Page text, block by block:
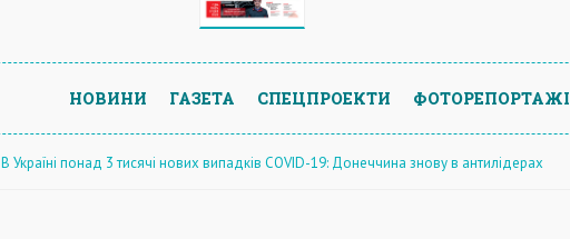
НОВИНИ ГАЗЕТА СПЕЦПРОЕКТИ ФОТОРЕПОРТАЖІ
В Україні понад 3 тисячі нових випадків COVID-19: Донеччина знову в антилідерах